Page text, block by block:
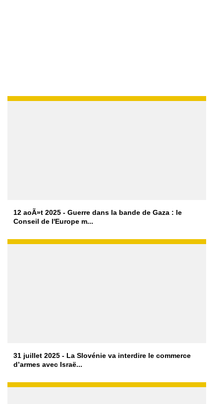
12 aoÃ»t 2025 - Guerre dans la bande de Gaza : le
Conseil de l'Europe m...
31 juillet 2025 - La Slovénie va interdire le commerce
d’armes avec Israë...